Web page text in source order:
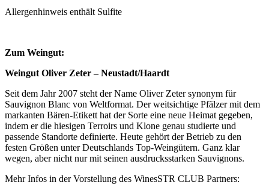
Allergenhinweis enthält Sulfite
Zum Weingut:
Weingut Oliver Zeter – Neustadt/Haardt
Seit dem Jahr 2007 steht der Name Oliver Zeter synonym für
Sauvignon Blanc von Weltformat. Der weitsichtige Pfälzer mit dem
markanten Bären-Etikett hat der Sorte eine neue Heimat gegeben,
indem er die hiesigen Terroirs und Klone genau studierte und
passende Standorte definierte. Heute gehört der Betrieb zu den
festen Größen unter Deutschlands Top-Weingütern. Ganz klar
wegen, aber nicht nur mit seinen ausdrucksstarken Sauvignons.
Mehr Infos in der Vorstellung des WinesSTR CLUB Partners: